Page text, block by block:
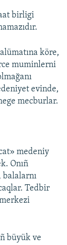
birligi
köre,
muminlerni
evinde,
mecburlar.
medeniy
Onıñ
balalarnı
Tedbir
büyük ve